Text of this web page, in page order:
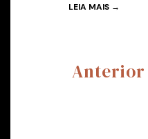
LEIA MAIS →
Anterior